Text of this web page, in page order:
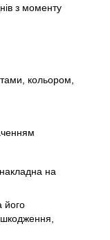
з моменту
кольором,
на
його